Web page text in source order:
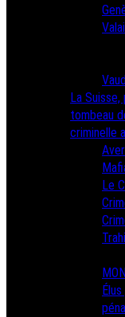
La
tombeau
criminelle
Le